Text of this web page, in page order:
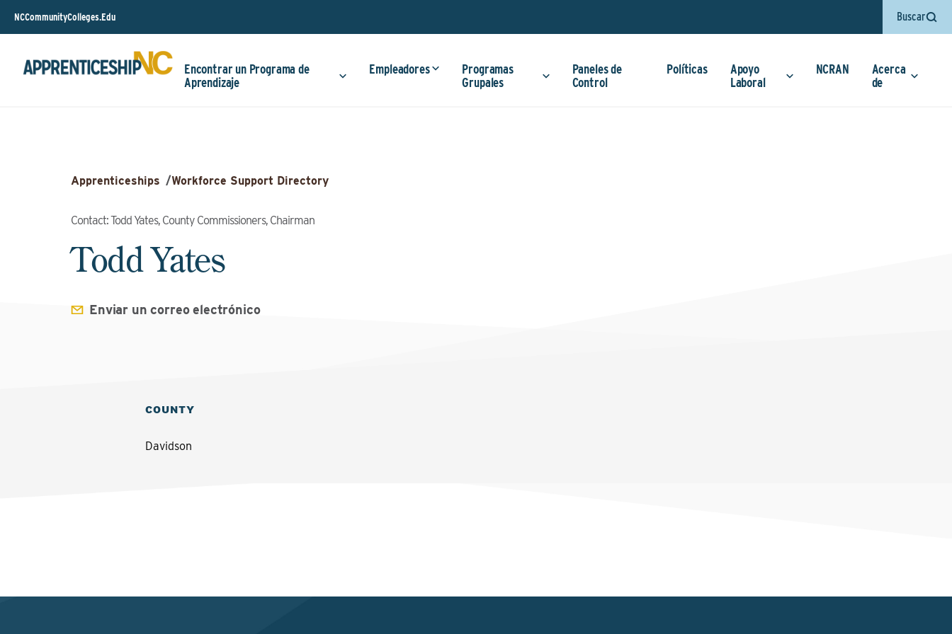
NCCommunityColleges.Edu Buscar
Encontrar un Programa de
Aprendizaje
Empleadores
Programas
Grupales
Paneles de
Control
Políticas
Apoyo
Laboral
NCRAN
Acerca
de
Apprenticeships /Workforce Support Directory
Contact: Todd Yates, County Commissioners, Chairman
Todd Yates
Enviar un correo electrónico
COUNTY
Davidson